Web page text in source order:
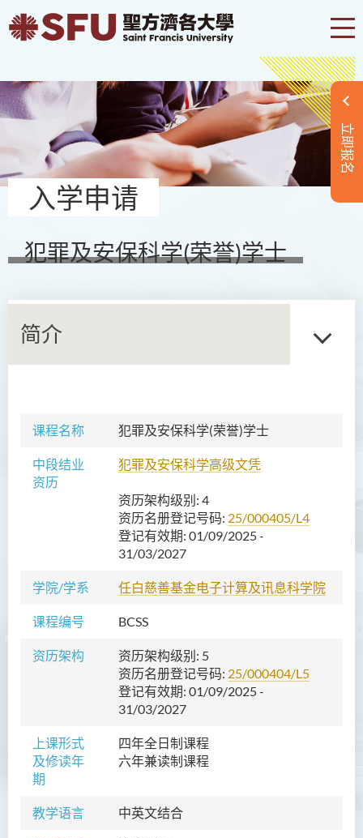
立即报名
入学申请
犯罪及安保科学(荣誉)学士
简介
课程名称 犯罪及安保科学(荣誉)学士
中段结业
资历
犯罪及安保科学高级文凭
资历架构级别: 4
资历名册登记号码: 25/000405/L4
登记有效期: 01/09/2025 -
31/03/2027
学院/学系 任白慈善基金电子计算及讯息科学院
课程编号 BCSS
资历架构 资历架构级别: 5
资历名册登记号码: 25/000404/L5
登记有效期: 01/09/2025 -
31/03/2027
上课形式
及修读年
期
四年全日制课程
六年兼读制课程
教学语言 中英文结合
工商管理（荣誉）学士
工商管理(荣誉)酒店及旅游
课程目标
课程特色
就业前景
入学要求